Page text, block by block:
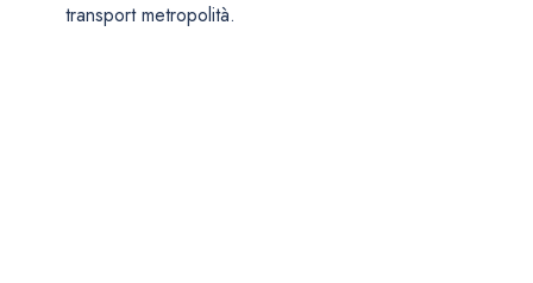
transport metropolità.